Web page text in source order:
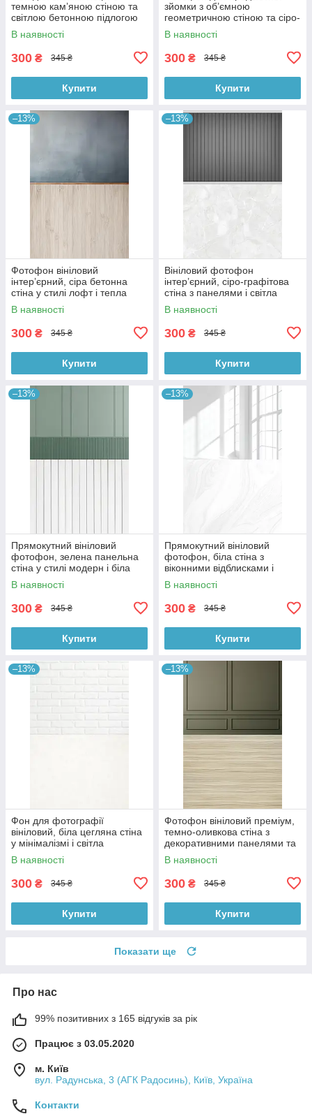
темною кам’яною стіною та
світлою бетонною підлогою
60×90 см, №57331
В наявності
300 ₴ 345 ₴
Купити
зйомки з об’ємною
геометричною стіною та сіро-
бетонною підлогою 60×90
см, №57397
В наявності
300 ₴ 345 ₴
Купити
–13%
Фотофон вініловий
інтер’єрний, сіра бетонна
стіна у стилі лофт і тепла
дерев’яна підлога 60×90 см,
№57097
В наявності
300 ₴ 345 ₴
Купити
–13%
Вініловий фотофон
інтер’єрний, сіро-графітова
стіна з панелями і світла
мармурова підлога 60×90 см,
№57101
В наявності
300 ₴ 345 ₴
Купити
–13%
Прямокутний вініловий
фотофон, зелена панельна
стіна у стилі модерн і біла
дерев’яна підлога 60×90 см,
№57109
В наявності
300 ₴ 345 ₴
Купити
–13%
Прямокутний вініловий
фотофон, біла стіна з
віконними відблисками і
мармурова підлога 60×90 см,
№57124
В наявності
300 ₴ 345 ₴
Купити
–13%
Фон для фотографії
вініловий, біла цегляна стіна
у мінімалізмі і світла
однотонна підлога 60×90 см,
№57140
В наявності
300 ₴ 345 ₴
Купити
–13%
Фотофон вініловий преміум,
темно-оливкова стіна з
декоративними панелями та
світле дерево підлоги 60×90
см, №57224
В наявності
300 ₴ 345 ₴
Купити
Показати ще
Про нас
99% позитивних з 165 відгуків за рік
Працює з 03.05.2020
м. Київ
вул. Радунська, 3 (АГК Радосинь), Київ, Україна
Контакти